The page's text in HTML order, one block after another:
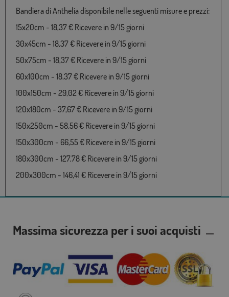
Bandiera di Anthelia disponibile nelle seguenti misure e prezzi:
15x20cm - 18,37 € Ricevere in 9/15 giorni
30x45cm - 18,37 € Ricevere in 9/15 giorni
50x75cm - 18,37 € Ricevere in 9/15 giorni
60x100cm - 18,37 € Ricevere in 9/15 giorni
100x150cm - 29,02 € Ricevere in 9/15 giorni
120x180cm - 37,67 € Ricevere in 9/15 giorni
150x250cm - 58,56 € Ricevere in 9/15 giorni
150x300cm - 66,55 € Ricevere in 9/15 giorni
180x300cm - 127,78 € Ricevere in 9/15 giorni
200x300cm - 146,41 € Ricevere in 9/15 giorni
Massima sicurezza per i suoi acquisti